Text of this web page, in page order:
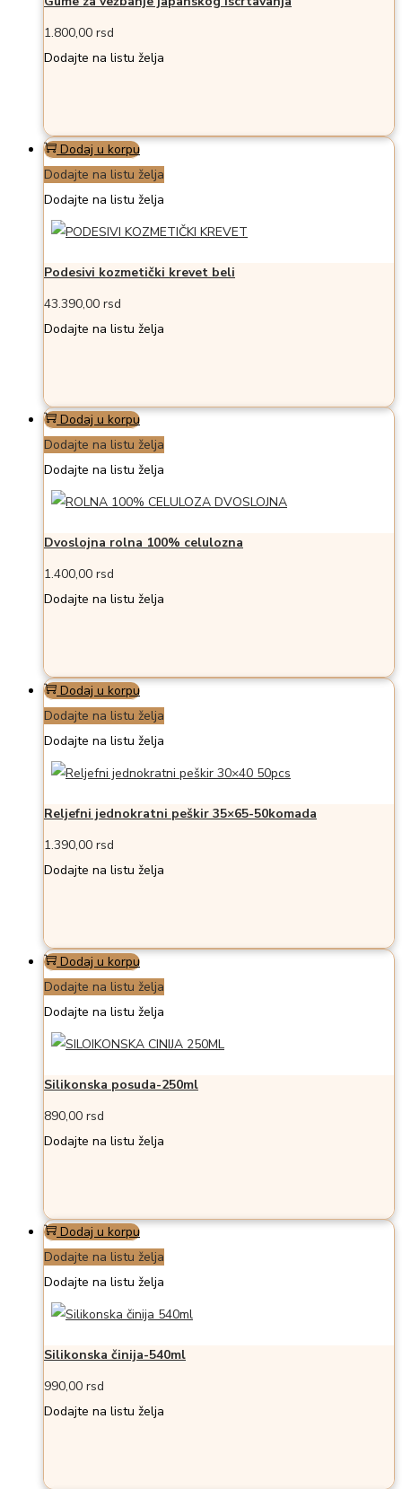
1.800,00 rsd
Dodajte na listu želja
Dodaj u korpu
Dodajte na listu želja
Dodajte na listu želja
Podesivi kozmetički krevet beli
43.390,00 rsd
Dodajte na listu želja
Dodaj u korpu
Dodajte na listu želja
Dodajte na listu želja
Dvoslojna rolna 100% celulozna
1.400,00 rsd
Dodajte na listu želja
Dodaj u korpu
Dodajte na listu želja
Dodajte na listu želja
Reljefni jednokratni peškir 35×65-50komada
1.390,00 rsd
Dodajte na listu želja
Dodaj u korpu
Dodajte na listu želja
Dodajte na listu želja
Silikonska posuda-250ml
890,00 rsd
Dodajte na listu želja
Dodaj u korpu
Dodajte na listu želja
Dodajte na listu želja
Silikonska činija-540ml
990,00 rsd
Dodajte na listu želja